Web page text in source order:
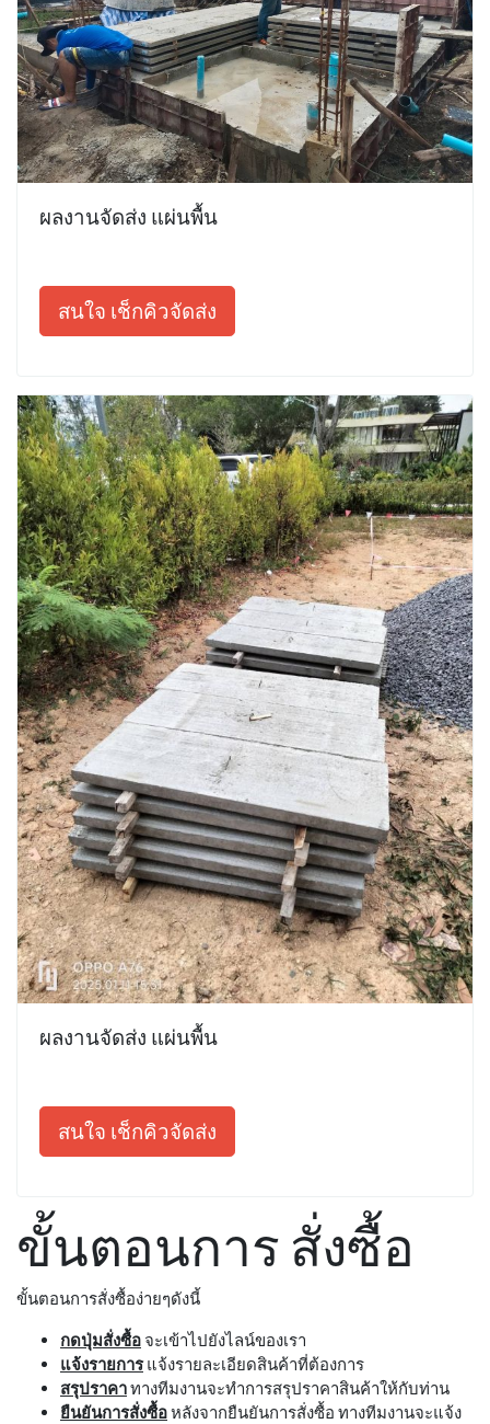
ผลงานจัดส่ง แผ่นพื้น
สนใจ เช็กคิวจัดส่ง
ผลงานจัดส่ง แผ่นพื้น
สนใจ เช็กคิวจัดส่ง
ขั้นตอนการ สั่งซื้อ
ขั้นตอนการสั่งซื้อง่ายๆดังนี้
กดปุ่มสั่งซื้อ จะเข้าไปยังไลน์ของเรา
แจ้งรายการแจ้งรายละเอียดสินค้าที่ต้องการ
สรุปราคาทางทีมงานจะทำการสรุปราคาสินค้าให้กับท่าน
ยืนยันการสั่งซื้อหลังจากยืนยันการสั่งซื้อ ทางทีมงานจะแจ้ง